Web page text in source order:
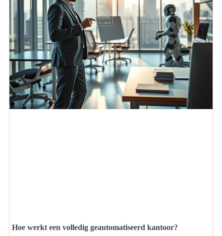
Hoe werkt een volledig geautomatiseerd kantoor?